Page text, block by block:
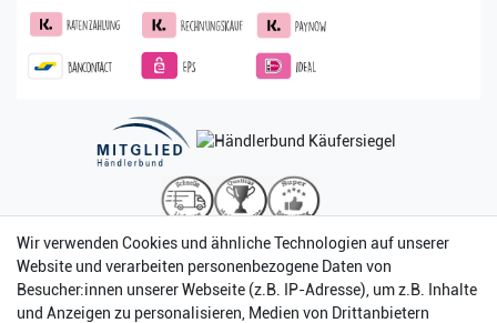
Wir verwenden Cookies und ähnliche Technologien auf unserer
Website und verarbeiten personenbezogene Daten von
Besucher:innen unserer Webseite (z.B. IP-Adresse), um z.B. Inhalte
und Anzeigen zu personalisieren, Medien von Drittanbietern